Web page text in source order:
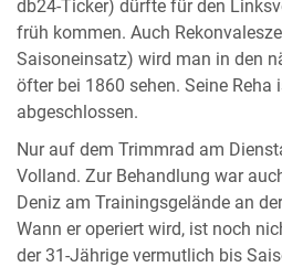
db24-Ticker) dürfte für den
früh kommen. Auch
Saisoneinsatz) wird man in den
öfter bei 1860 sehen. Seine
abgeschlossen.
Nur auf dem Trimmrad am
Volland. Zur Behandlung war
Deniz am Trainingsgelände an
Wann er operiert wird, ist noch
der 31-Jährige vermutlich bis